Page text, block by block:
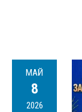
МАЙ
8
2026